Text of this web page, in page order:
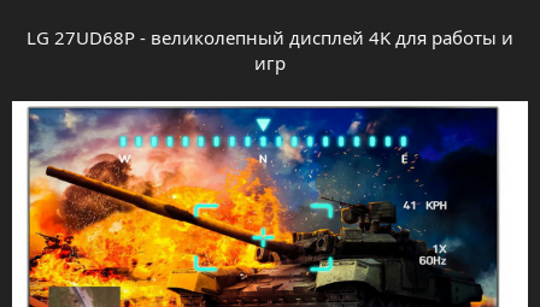
LG 27UD68P - великолепный дисплей 4K для работы и
игр